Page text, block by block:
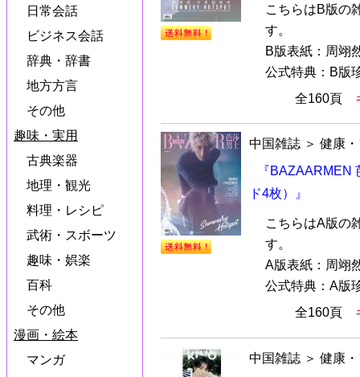
日常会話
ビジネス会話
辞典・辞書
地方方言
その他
趣味・実用
古典楽器
地理・観光
料理・レシピ
武術・スボーツ
趣味・娯楽
百科
その他
漫画・絵本
マンガ
こちらはB版の
す。
B版表紙：周翊
公式特典：B版
全160頁
中国雑誌 ＞ 健康
『BAZAARMEN
ド4枚）』
こちらはA版の
す。
A版表紙：周翊
公式特典：A版
全160頁
中国雑誌 ＞ 健康